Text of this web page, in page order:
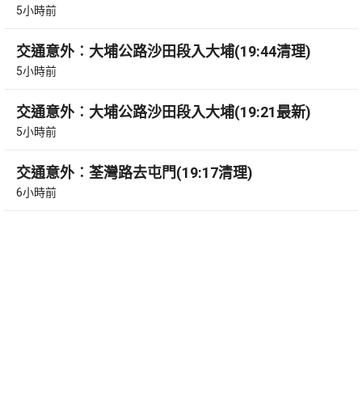
5小時前
交通意外︰大埔公路沙田段入大埔(19:44清理)
5小時前
交通意外︰大埔公路沙田段入大埔(19:21最新)
5小時前
交通意外︰荃灣路去屯門(19:17清理)
6小時前